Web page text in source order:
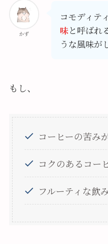
かず
コモディテ
味と呼ばれ
うな風味が
もし、
コーヒーの苦み
コクのあるコー
フルーティな飲